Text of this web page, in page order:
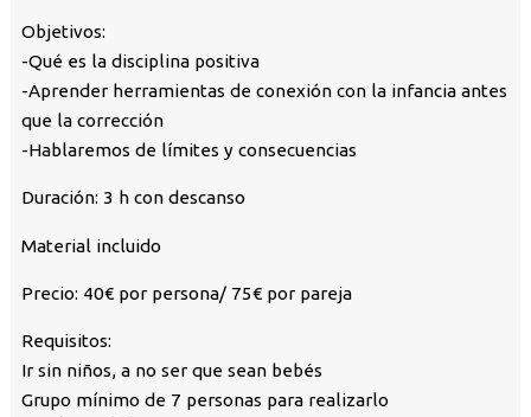
Objetivos:
-Qué es la disciplina positiva
-Aprender herramientas de conexión con la infancia antes
que la corrección
-Hablaremos de límites y consecuencias
Duración: 3 h con descanso
Material incluido
Precio: 40€ por persona/ 75€ por pareja
Requisitos:
Ir sin niños, a no ser que sean bebés
Grupo mínimo de 7 personas para realizarlo